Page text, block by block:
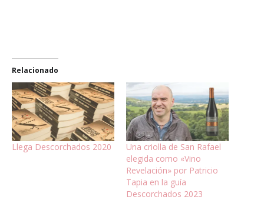
Relacionado
Llega Descorchados 2020
Una criolla de San Rafael
elegida como «Vino
Revelación» por Patricio
Tapia en la guía
Descorchados 2023